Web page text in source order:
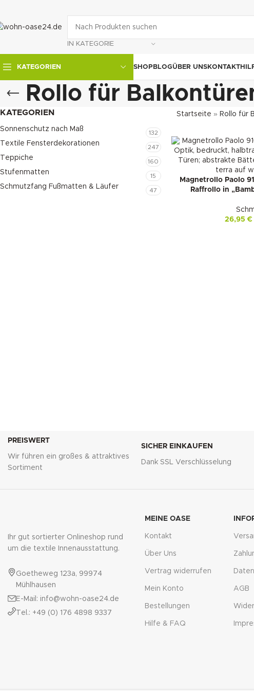
IN KATEGORIE
KATEGORIEN SHOPBLOGÜBER UNSKONTAKT
Rollo für
KATEGORIEN
Sonnenschutz nach Maß 132
Textile Fensterdekorationen 247
Teppiche 160
Stufenmatten 15
Schmutzfang Fußmatten & Läufer 47
Startseite » Rollo für
Magnetrollo Paolo
Raffrollo in
26,95€
PREISWERT
Wir führen ein großes & attraktives
Sortiment
SICHER EINKAUFEN
Dank SSL Verschlüsselung
Ihr gut sortierter Onlineshop rund
um die textile Innenausstattung.
Goetheweg 123a, 99974
Mühlhausen
E-Mail: info@wohn-oase24.de
Tel.: +49 (0) 176 4898 9337
MEINE OASE
Kontakt
Über Uns
Vertrag widerrufen
Mein Konto
Bestellungen
Hilfe & FAQ
AGB